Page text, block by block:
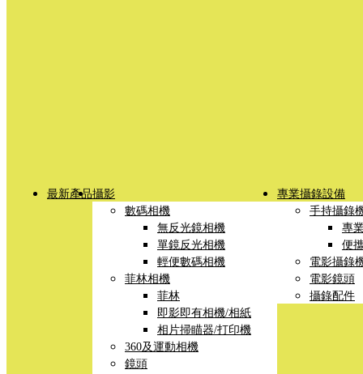
最新產品攝影
數碼相機
無反光鏡相機
單鏡反光相機
輕便數碼相機
菲林相機
菲林
即影即有相機/相紙
相片掃瞄器/打印機
360及運動相機
鏡頭
專業攝錄設備
手持攝錄
專
便
電影攝錄
電影鏡頭
攝錄配件